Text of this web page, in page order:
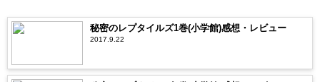
秘密のレプタイルズ1巻(小学館)感想・レビュー
2017.9.22